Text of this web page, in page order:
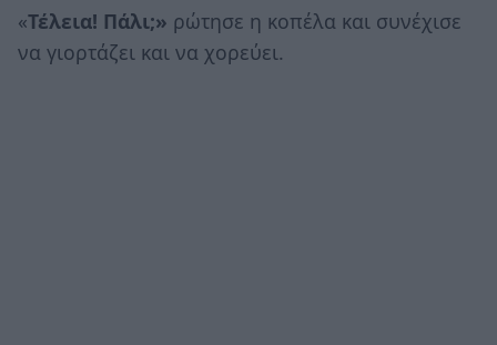
«Τέλεια! Πάλι;» ρώτησε η κοπέλα και συνέχισε
να γιορτάζει και να χορεύει.